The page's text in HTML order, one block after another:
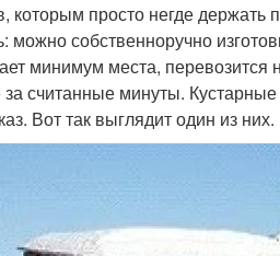
которым просто негде
можно собственноручно
минимум места, перевозится
считанные минуты.
Вот так выглядит один из них.